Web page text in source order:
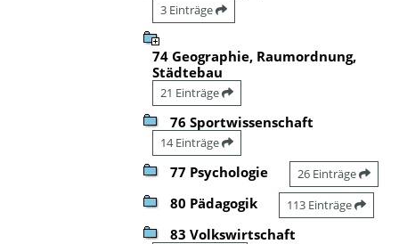
3 Einträge
74 Geographie, Raumordnung,
Städtebau
21 Einträge
76 Sportwissenschaft
14 Einträge
77 Psychologie 26 Einträge
80 Pädagogik 113 Einträge
83 Volkswirtschaft